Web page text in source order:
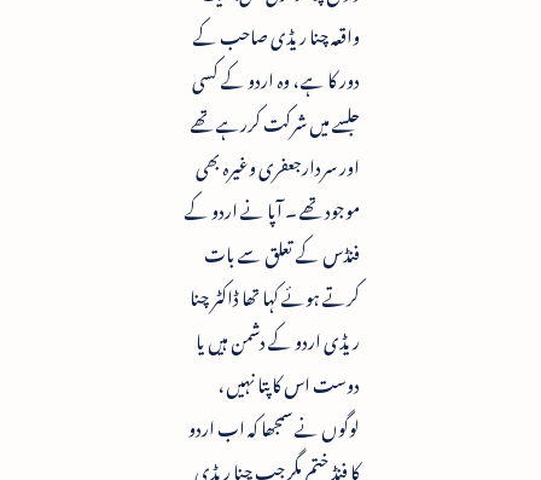
واقعہ چنا ریڈی صاحب کے
دور کا ہے ، وہ اردو کے کسی
جلسے میں شرکت کررہے تھے
اور سردارجعفری وغیرہ بھی
موجود تھے ۔ آپا نے اردو کے
فنڈس کے تعلق سے بات
کرتے ہوئے کہا تھا ڈاکٹر چنا
ریڈی اردو کے دشمن ہیں یا
دوست اس کا پتا نہیں ،
لوگوں نے سمجھا کہ اب اردو
کا فنڈ ختم مگر جب چنا ریڈی